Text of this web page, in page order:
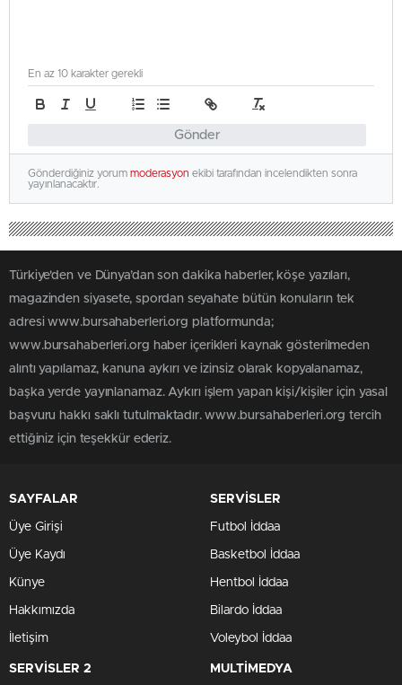
Gönder
En az 10 karakter gerekli
Gönderdiğiniz yorum moderasyon ekibi tarafından incelendikten sonra
yayınlanacaktır.
Türkiye'den ve Dünya’dan son dakika haberler, köşe yazıları,
magazinden siyasete, spordan seyahate bütün konuların tek
adresi www.bursahaberleri.org platformunda;
www.bursahaberleri.org haber içerikleri kaynak gösterilmeden
alıntı yapılamaz, kanuna aykırı ve izinsiz olarak kopyalanamaz,
başka yerde yayınlanamaz. Aykırı işlem yapan kişi/kişiler için yasal
başvuru hakkı saklı tutulmaktadır. www.bursahaberleri.org tercih
ettiğiniz için teşekkür ederiz.
SAYFALAR
Üye Girişi
Üye Kaydı
Künye
Hakkımızda
İletişim
SERVİSLER
Futbol İddaa
Basketbol İddaa
Hentbol İddaa
Bilardo İddaa
Voleybol İddaa
SERVİSLER 2 MULTİMEDYA